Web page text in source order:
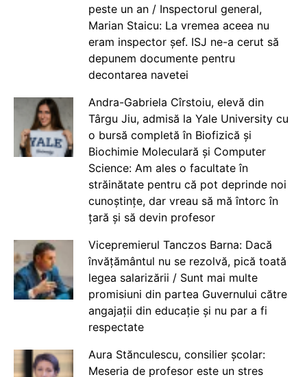
peste un an / Inspectorul general,
Marian Staicu: La vremea aceea nu
eram inspector șef. ISJ ne-a cerut să
depunem documente pentru
decontarea navetei
Andra-Gabriela Cîrstoiu, elevă din
Târgu Jiu, admisă la Yale University cu
o bursă completă în Biofizică și
Biochimie Moleculară și Computer
Science: Am ales o facultate în
străinătate pentru că pot deprinde noi
cunoștințe, dar vreau să mă întorc în
țară și să devin profesor
Vicepremierul Tanczos Barna: Dacă
învățământul nu se rezolvă, pică toată
legea salarizării / Sunt mai multe
promisiuni din partea Guvernului către
angajații din educație și nu par a fi
respectate
Aura Stănculescu, consilier școlar:
Meseria de profesor este un stres